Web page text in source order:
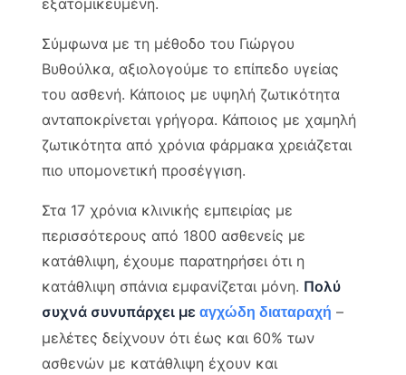
Σύμφωνα με τη μέθοδο του Γιώργου
Βυθούλκα, αξιολογούμε το επίπεδο υγείας
του ασθενή. Κάποιος με υψηλή ζωτικότητα
ανταποκρίνεται γρήγορα. Κάποιος με χαμηλή
ζωτικότητα από χρόνια φάρμακα χρειάζεται
πιο υπομονετική προσέγγιση.
Στα 17 χρόνια κλινικής εμπειρίας με
περισσότερους από 1800 ασθενείς με
κατάθλιψη, έχουμε παρατηρήσει ότι η
κατάθλιψη σπάνια εμφανίζεται μόνη. Πολύ
συχνά συνυπάρχει μεαγχώδη διαταραχή –
μελέτες δείχνουν ότι έως και 60% των
ασθενών με κατάθλιψη έχουν και